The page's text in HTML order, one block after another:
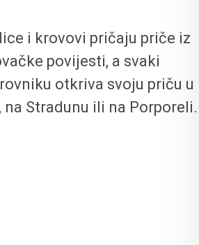
i krovovi pričaju priče iz
povijesti, a svaki
otkriva svoju priču u
na Stradunu ili na Porporeli.